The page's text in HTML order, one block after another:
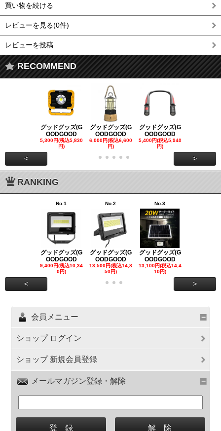
買い物を続ける
レビューを見る(0件)
レビューを投稿
RECOMMEND
グッドグッズ(G
OODGOOD
5,300円(税込5,830
円)
グッドグッズ(G
OODGOOD
6,000円(税込6,600
円)
グッドグッズ(G
OODGOOD
5,400円(税込5,940
円)
< >
RANKING
No.1
グッドグッズ(G
OODGOOD
9,400円(税込10,34
0円)
No.2
グッドグッズ(G
OODGOOD
13,500円(税込14,8
50円)
No.3
グッドグッズ(G
OODGOOD
13,100円(税込14,4
10円)
< >
会員メニュー
ショップ ログイン
ショップ 新規会員登録
メールマガジン登録・解除